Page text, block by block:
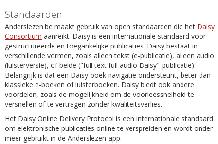
Standaarden
Anderslezen.be maakt gebruik van open standaarden die het Daisy
Consortium aanreikt. Daisy is een internationale standaard voor
gestructureerde en toegankelijke publicaties. Daisy bestaat in
verschillende vormen, zoals alleen tekst (e-publicatie), alleen audio
(luisterversie), of beide ("full text full audio Daisy"-publicatie).
Belangrijk is dat een Daisy-boek navigatie ondersteunt, beter dan
klassieke e-boeken of luisterboeken. Daisy biedt ook andere
voordelen, zoals de mogelijkheid om de voorleessnelheid te
versnellen of te vertragen zonder kwaliteitsverlies.
Het Daisy Online Delivery Protocol is een internationale standaard
om elektronische publicaties online te verspreiden en wordt onder
meer gebruikt in de Anderslezen-app.